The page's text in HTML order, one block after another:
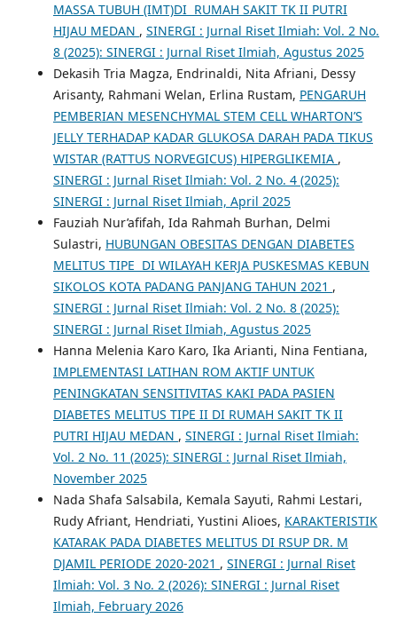
MASSA TUBUH (IMT)DI RUMAH SAKIT TK II PUTRI
HIJAU MEDAN , SINERGI : Jurnal Riset Ilmiah: Vol. 2 No.
8 (2025): SINERGI : Jurnal Riset Ilmiah, Agustus 2025
Dekasih Tria Magza, Endrinaldi, Nita Afriani, Dessy
Arisanty, Rahmani Welan, Erlina Rustam, PENGARUH
PEMBERIAN MESENCHYMAL STEM CELL WHARTON’S
JELLY TERHADAP KADAR GLUKOSA DARAH PADA TIKUS
WISTAR (RATTUS NORVEGICUS) HIPERGLIKEMIA ,
SINERGI : Jurnal Riset Ilmiah: Vol. 2 No. 4 (2025):
SINERGI : Jurnal Riset Ilmiah, April 2025
Fauziah Nur’afifah, Ida Rahmah Burhan, Delmi
Sulastri, HUBUNGAN OBESITAS DENGAN DIABETES
MELITUS TIPE DI WILAYAH KERJA PUSKESMAS KEBUN
SIKOLOS KOTA PADANG PANJANG TAHUN 2021 ,
SINERGI : Jurnal Riset Ilmiah: Vol. 2 No. 8 (2025):
SINERGI : Jurnal Riset Ilmiah, Agustus 2025
Hanna Melenia Karo Karo, Ika Arianti, Nina Fentiana,
IMPLEMENTASI LATIHAN ROM AKTIF UNTUK
PENINGKATAN SENSITIVITAS KAKI PADA PASIEN
DIABETES MELITUS TIPE II DI RUMAH SAKIT TK II
PUTRI HIJAU MEDAN , SINERGI : Jurnal Riset Ilmiah:
Vol. 2 No. 11 (2025): SINERGI : Jurnal Riset Ilmiah,
November 2025
Nada Shafa Salsabila, Kemala Sayuti, Rahmi Lestari,
Rudy Afriant, Hendriati, Yustini Alioes, KARAKTERISTIK
KATARAK PADA DIABETES MELITUS DI RSUP DR. M
DJAMIL PERIODE 2020-2021 , SINERGI : Jurnal Riset
Ilmiah: Vol. 3 No. 2 (2026): SINERGI : Jurnal Riset
Ilmiah, February 2026